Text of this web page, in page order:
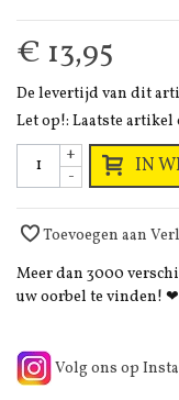
€ 13,95
De levertijd van dit
Let op!: Laatste artikel
-
+ IN
Toevoegen aan
Meer dan 3000
uw oorbel te vinden! ❤
Volg ons op